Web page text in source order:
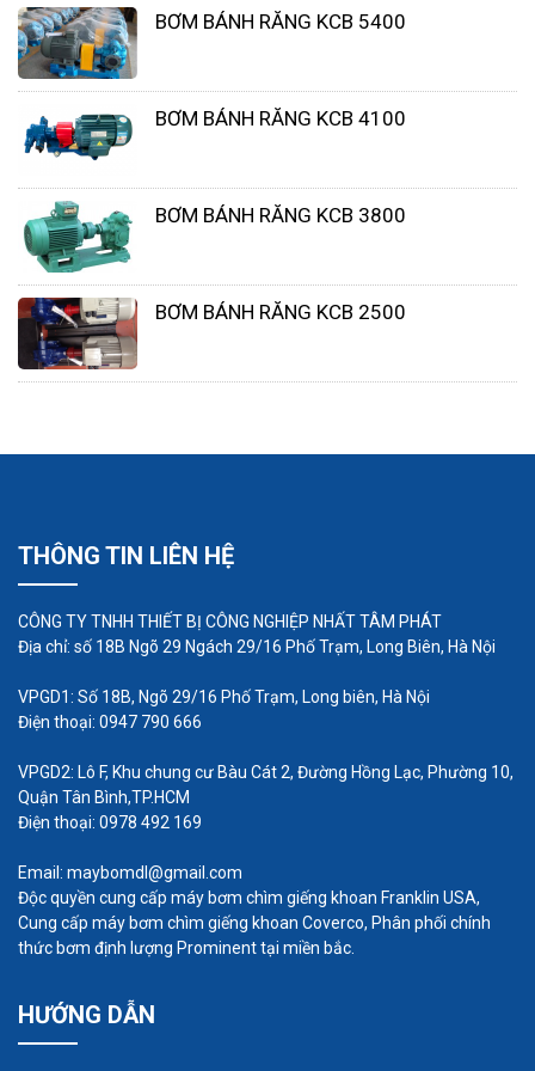
dai phải được duy trì không?
Mối quan hệ công suất thứ ba giữa vận tốc va
chạm và độ mòn có còn đúng không?
Để trả lời những câu hỏi này, phòng thí nghiệm
thủy lực đã chế tạo một giàn khoan “kiểm tra độ
mòn” bao gồm một máy bơm hút 28 inch (710
mm) với vận tốc lên đến 33 feet / giây (ft / s),
nghiệm bao gồm đá granit “rip-rap”, được đưa qua
màn hình để có được kích thước đỉnh là 6 inch
mm). Các mẫu mòn bao gồm các thanh dài 2 inch
(50 mm) được đặt thẳng đứng vào đường ống
chống lại toàn bộ lực tác động của chất rắn khi
khác nhau đã được thử nghiệm — bao gồm một số
BƠM BÁNH RĂNG KCB 5400
BƠM BÁNH RĂNG KCB 4100
BƠM BÁNH RĂNG KCB 3800
BƠM BÁNH RĂNG KCB 2500
THÔNG TIN LIÊN HỆ
CÔNG TY TNHH THIẾT BỊ CÔNG NGHIỆP NHẤT TÂM PHÁT
Địa chỉ: số 18B Ngõ 29 Ngách 29/16 Phố Trạm, Long Biên, Hà Nội
VPGD1: Số 18B, Ngõ 29/16 Phố Trạm, Long biên, Hà Nội
Điện thoại: 0947 790 666
VPGD2: Lô F, Khu chung cư Bàu Cát 2, Đường Hồng Lạc, Phường 10,
Quận Tân Bình,TP.HCM
Điện thoại: 0978 492 169
Email: maybomdl@gmail.com
Độc quyền cung cấp máy bơm chìm giếng khoan Franklin USA,
Cung cấp máy bơm chìm giếng khoan Coverco, Phân phối chính
thức bơm định lượng Prominent tại miền bắc.
HƯỚNG DẪN